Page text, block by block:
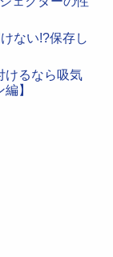
ない!?保存し
けるなら吸気
】